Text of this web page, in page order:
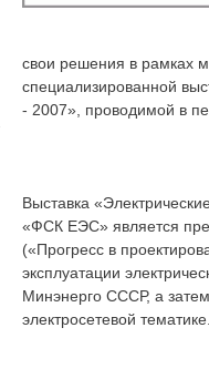
свои решения в рамках
специализированной
- 2007», проводимой в
Выставка
«ФСК ЕЭС» является
(«Прогресс в
эксплуатации
Минэнерго СССР, а
электросетевой